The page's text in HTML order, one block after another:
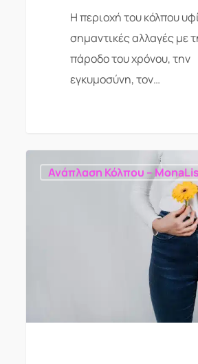
Η περιοχή του κόλπου
σημαντικές αλλαγές με
πάροδο του χρόνου, την
εγκυμοσύνη, τον…
Ανάπλαση Κόλπου –